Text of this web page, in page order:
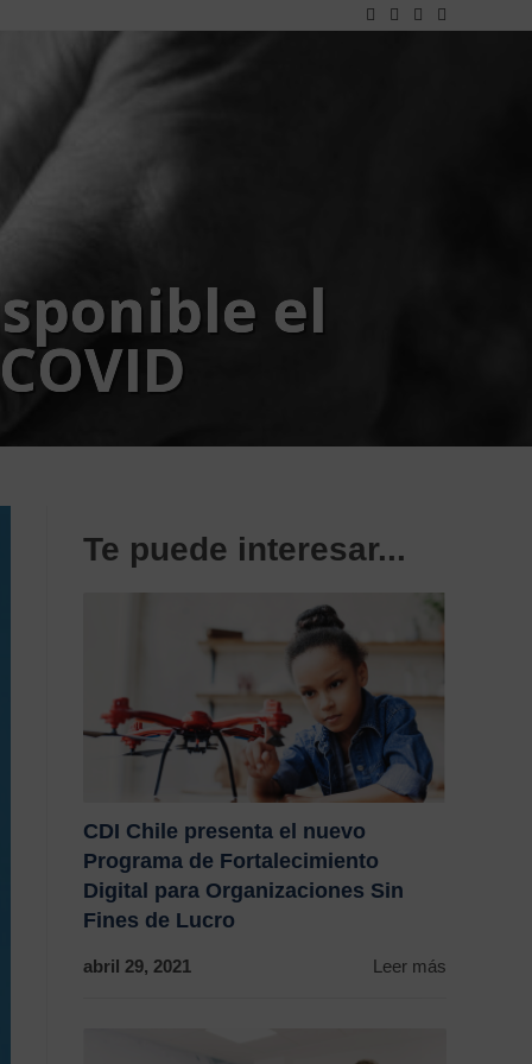
el
Te puede interesar...
CDI Chile presenta el nuevo
Programa de Fortalecimiento
Digital para Organizaciones Sin
Fines de Lucro
abril 29, 2021 Leer más